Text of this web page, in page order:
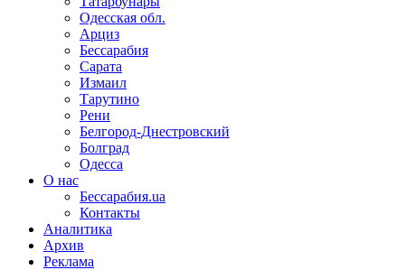
Одесская обл.
Арциз
Бессарабия
Сарата
Измаил
Тарутино
Рени
Белгород-Днестровский
Болград
Одесса
О нас
Бессарабия.ua
Контакты
Аналитика
Архив
Реклама